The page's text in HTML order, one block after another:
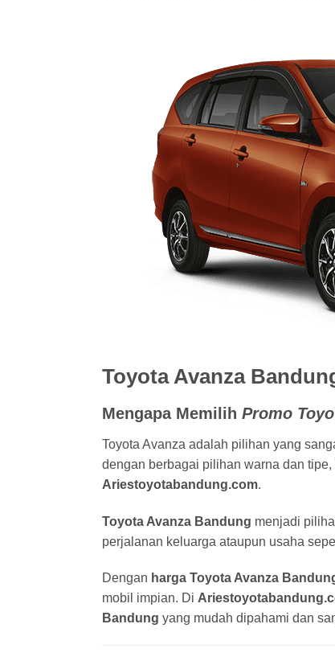
Toyota Avanza
Mengapa Memilih Promo
Toyota Avanza adalah pilihan yang
dengan berbagai pilihan warna dan
Ariestoyotabandung.com.
Toyota Avanza Bandung menjadi
perjalanan keluarga ataupun usaha
Dengan harga Toyota Avanza
mobil impian. Di
Bandung yang mudah dipahami dan